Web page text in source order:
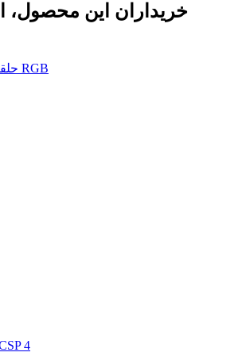
خریداران این محصول،